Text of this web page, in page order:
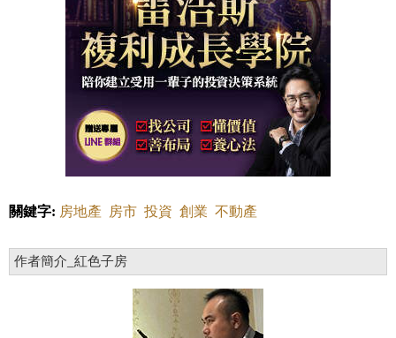
關鍵字: 房地產 房市 投資 創業 不動產
作者簡介_紅色子房